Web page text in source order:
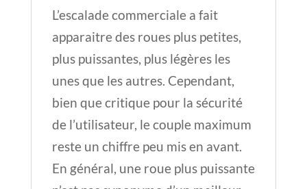
L’escalade commerciale a fait
apparaitre des roues plus petites,
plus puissantes, plus légères les
unes que les autres. Cependant,
bien que critique pour la sécurité
de l’utilisateur, le couple maximum
reste un chiffre peu mis en avant.
En général, une roue plus puissante